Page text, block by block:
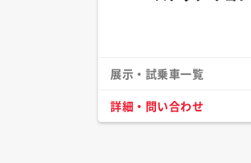
展示・試乗車一覧
詳細・問い合わせ